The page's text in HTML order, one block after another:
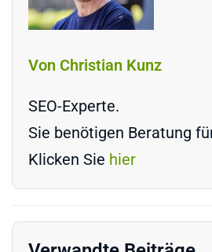
Von Christian Kunz
SEO-Experte.
Sie benötigen Beratung
Klicken Sie hier